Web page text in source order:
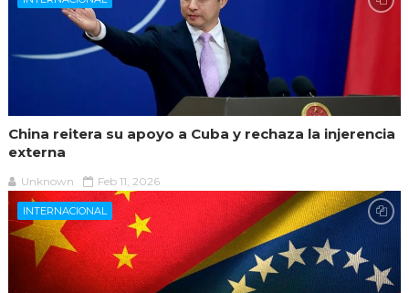
China reitera su apoyo a Cuba y rechaza la injerencia
externa
Unknown Feb 11, 2026
INTERNACIONAL